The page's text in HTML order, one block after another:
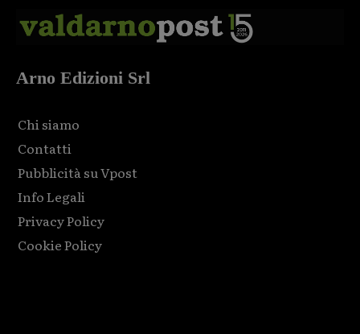
Arno Edizioni Srl
Chi siamo
Contatti
Pubblicità su Vpost
Info Legali
Privacy Policy
Cookie Policy